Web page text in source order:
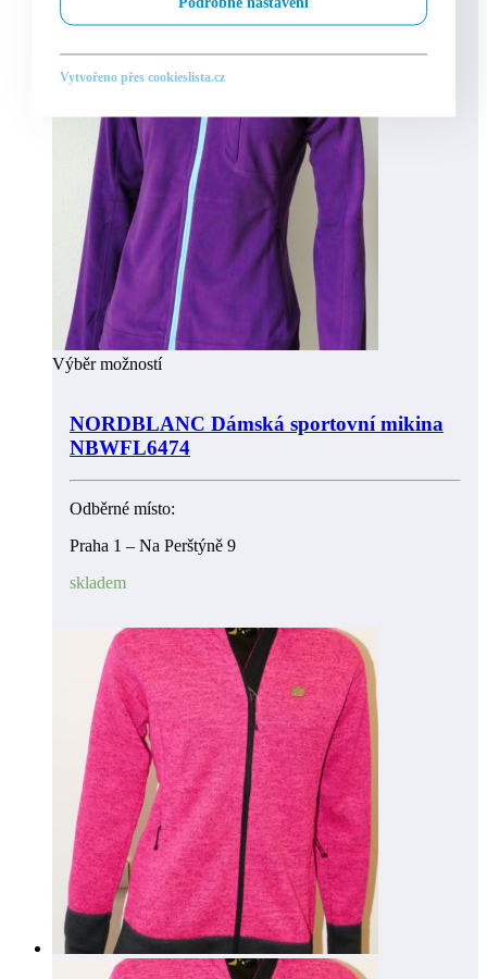
Výběr možností
NORDBLANC Dámská sportovní mikina
NBWFL6474
Odběrné místo:
Praha 1 – Na Perštýně 9
skladem
Vytvořeno přes cookieslista.cz